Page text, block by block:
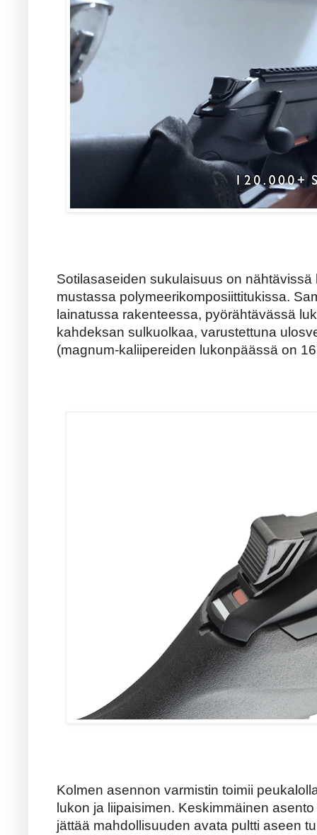
Sotilasaseiden sukulaisuus on
mustassa polymeerikomposiittitukissa.
lainatussa rakenteessa, pyörähtävässä
kahdeksan sulkuolkaa, varustettuna
(magnum-kaliipereiden lukonpäässä on
Kolmen asennon varmistin toimii
lukon ja liipaisimen. Keskimmäinen
jättää mahdollisuuden avata pultti aseen